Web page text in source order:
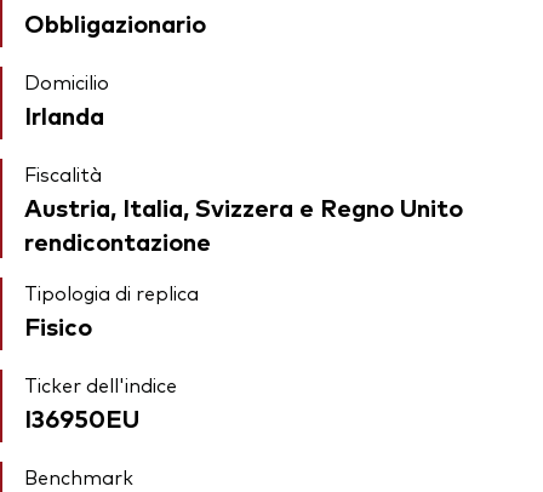
Obbligazionario
Domicilio
Irlanda
Fiscalità
Austria, Italia, Svizzera e Regno Unito
rendicontazione
Tipologia di replica
Fisico
Ticker dell'indice
I36950EU
Benchmark